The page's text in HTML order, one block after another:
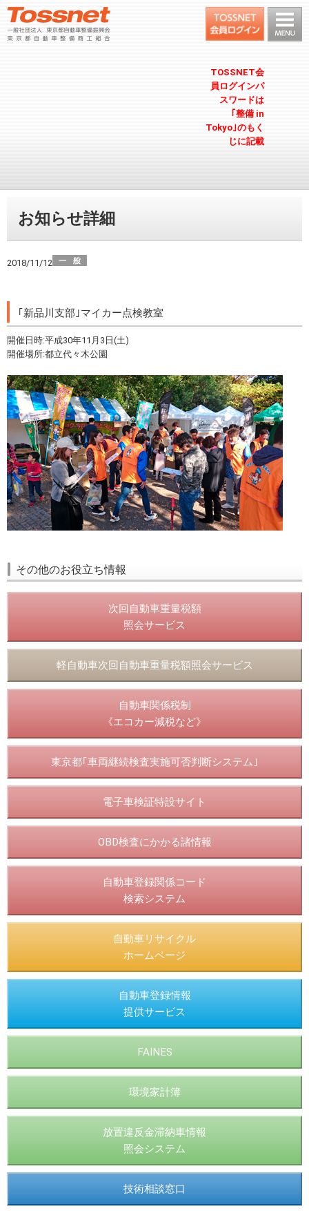
TOSSNET会
員ログインパ
スワードは
｢整備 in
Tokyo｣のもく
じに記載
お知らせ詳細
2018/11/12
｢新品川支部｣マイカー点検教室
開催日時:平成30年11月3日(土)
開催場所:都立代々木公園
その他のお役立ち情報
次回自動車重量税額
照会サービス
軽自動車次回自動車重量税額照会サービス
自動車関係税制
《エコカー減税など》
東京都｢車両継続検査実施可否判断システム｣
電子車検証特設サイト
OBD検査にかかる諸情報
自動車登録関係コード
検索システム
自動車リサイクル
ホームページ
自動車登録情報
提供サービス
FAINES
環境家計簿
放置違反金滞納車情報
照会システム
技術相談窓口